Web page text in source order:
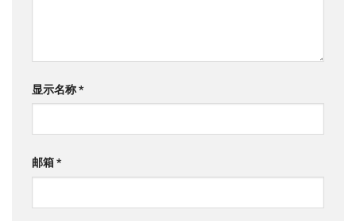
显示名称*
邮箱*